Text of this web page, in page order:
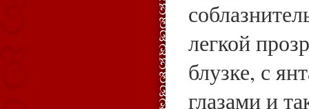
легкой
блузке, с
глазами и